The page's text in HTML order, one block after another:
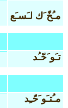
مـُخّ َك لـَسـَع
تـَو َحّـُد
مـُتـَو َحّـِد